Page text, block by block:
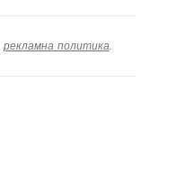
рекламна политика.